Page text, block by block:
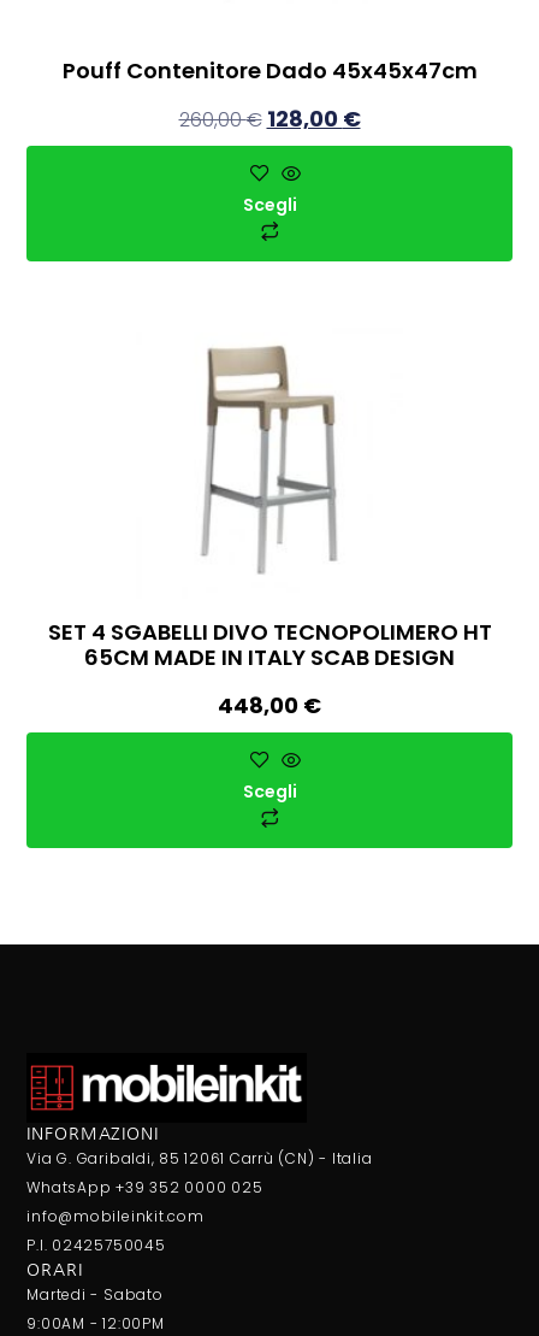
Pouff Contenitore Dado 45x45x47cm
260,00€ 128,00 €
Scegli
SET 4 SGABELLI DIVO TECNOPOLIMERO HT
65CM MADE IN ITALY SCAB DESIGN
448,00 €
Scegli
INFORMAZIONI
Via G. Garibaldi, 85 12061 Carrù (CN) - Italia
WhatsApp +39 352 0000 025
info@mobileinkit.com
P.I. 02425750045
ORARI
Martedi - Sabato
9:00AM - 12:00PM